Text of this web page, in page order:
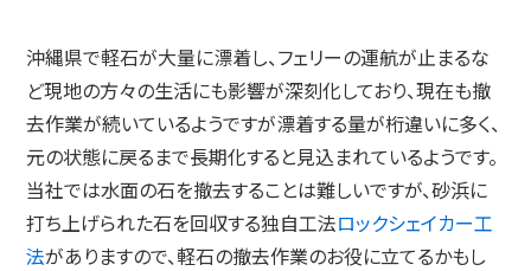
沖縄県で軽石が大量に漂着し、フェリーの運航が止まるな
ど現地の方々の生活にも影響が深刻化しており、現在も撤
去作業が続いているようですが漂着する量が桁違いに多く、
元の状態に戻るまで長期化すると見込まれているようです。
当社では水面の石を撤去することは難しいですが、砂浜に
打ち上げられた石を回収する独自工法ロックシェイカー工
法がありますので、軽石の撤去作業のお役に立てるかもし